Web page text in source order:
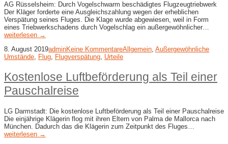
AG Rüsselsheim: Durch Vogelschwarm beschädigtes Flugzeugtriebwerk
Der Kläger forderte eine Ausgleichszahlung wegen der erheblichen
Verspätung seines Fluges. Die Klage wurde abgewiesen, weil in Form
eines Triebwerkschadens durch Vogelschlag ein außergewöhnlicher…
weiterlesen →
8. August 2019adminKeine KommentareAllgemein, Außergewöhnliche
Umstände, Flug, Flugverspätung, Urteile
Kostenlose Luftbeförderung als Teil einer
Pauschalreise
LG Darmstadt: Die kostenlose Luftbeförderung als Teil einer Pauschalreise
Die einjährige Klägerin flog mit ihren Eltern von Palma de Mallorca nach
München. Dadurch das die Klägerin zum Zeitpunkt des Fluges…
weiterlesen →